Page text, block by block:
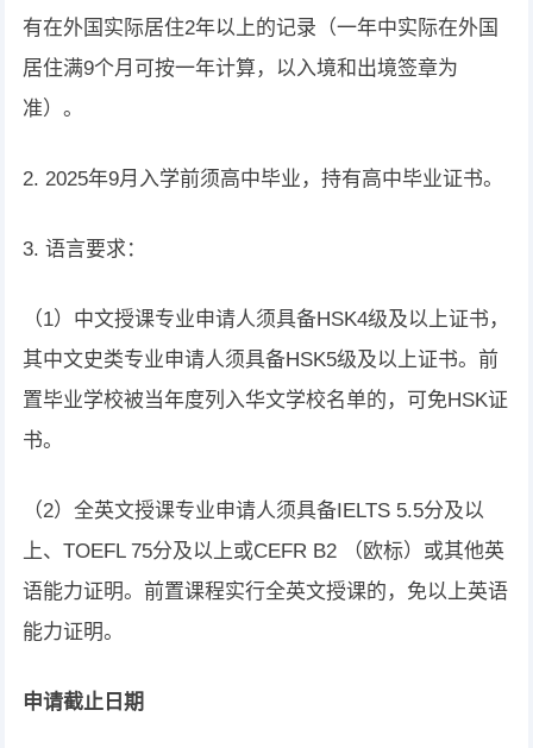
有在外国实际居住2年以上的记录（一年中实际在外国
居住满9个月可按一年计算，以入境和出境签章为
准）。
2. 2025年9月入学前须高中毕业，持有高中毕业证书。
3. 语言要求：
（1）中文授课专业申请人须具备HSK4级及以上证书，
其中文史类专业申请人须具备HSK5级及以上证书。前
置毕业学校被当年度列入华文学校名单的，可免HSK证
书。
（2）全英文授课专业申请人须具备IELTS 5.5分及以
上、TOEFL 75分及以上或CEFR B2 （欧标）或其他英
语能力证明。前置课程实行全英文授课的，免以上英语
能力证明。
申请截止日期